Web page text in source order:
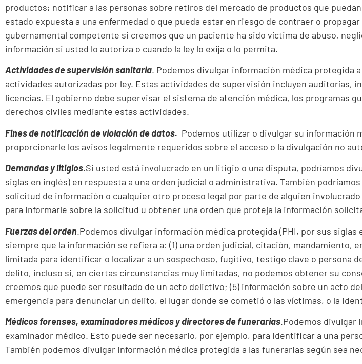
productos; notificar a las personas sobre retiros del mercado de productos que
estado expuesta a una enfermedad o que pueda estar en riesgo de contraer o
gubernamental competente si creemos que un paciente ha sido víctima de abuso,
información si usted lo autoriza o cuando la ley lo exija o lo permita.
Actividades de supervisión sanitaria. Podemos divulgar información médica protegida
actividades autorizadas por ley. Estas actividades de supervisión incluyen auditorías,
licencias. El gobierno debe supervisar el sistema de atención médica, los programas
derechos civiles mediante estas actividades.
Fines de notificación de violación de datos. Podemos utilizar o divulgar su información
proporcionarle los avisos legalmente requeridos sobre el acceso o la divulgación no
Demandas y litigios.Si usted está involucrado en un litigio o una disputa, podríamos
siglas en inglés) en respuesta a una orden judicial o administrativa. También
solicitud de información o cualquier otro proceso legal por parte de alguien
para informarle sobre la solicitud u obtener una orden que proteja la información
Fuerzas del orden.Podemos divulgar información médica protegida (PHI, por sus
siempre que la información se refiera a: (1) una orden judicial, citación, mandamiento,
limitada para identificar o localizar a un sospechoso, fugitivo, testigo clave o persona
delito, incluso si, en ciertas circunstancias muy limitadas, no podemos obtener su
creemos que puede ser resultado de un acto delictivo; (5) información sobre un acto
emergencia para denunciar un delito, el lugar donde se cometió o las víctimas, o la
Médicos forenses, examinadores médicos y directores de funerarias.Podemos divulgar
examinador médico. Esto puede ser necesario, por ejemplo, para identificar a una
También podemos divulgar información médica protegida a las funerarias según sea